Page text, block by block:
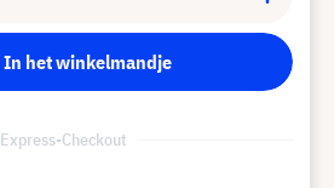
In het winkelmandje
Express-Checkout